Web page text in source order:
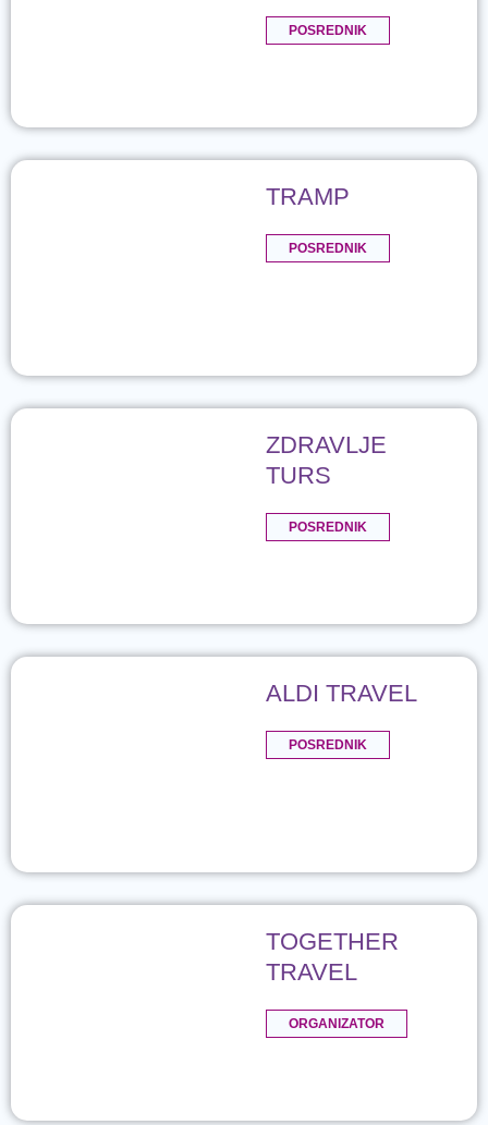
POSREDNIK
TRAMP
POSREDNIK
ZDRAVLJE
TURS
POSREDNIK
ALDI TRAVEL
POSREDNIK
TOGETHER
TRAVEL
ORGANIZATOR